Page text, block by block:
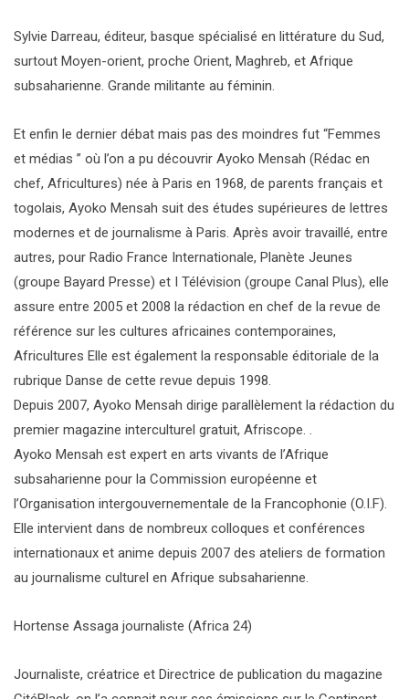
Sylvie Darreau, éditeur, basque spécialisé en littérature du Sud,
surtout Moyen-orient, proche Orient, Maghreb, et Afrique
subsaharienne. Grande militante au féminin.
Et enfin le dernier débat mais pas des moindres fut “Femmes
et médias ” où l’on a pu découvrir Ayoko Mensah (Rédac en
chef, Africultures) née à Paris en 1968, de parents français et
togolais, Ayoko Mensah suit des études supérieures de lettres
modernes et de journalisme à Paris. Après avoir travaillé, entre
autres, pour Radio France Internationale, Planète Jeunes
(groupe Bayard Presse) et I Télévision (groupe Canal Plus), elle
assure entre 2005 et 2008 la rédaction en chef de la revue de
référence sur les cultures africaines contemporaines,
Africultures Elle est également la responsable éditoriale de la
rubrique Danse de cette revue depuis 1998.
Depuis 2007, Ayoko Mensah dirige parallèlement la rédaction du
premier magazine interculturel gratuit, Afriscope. .
Ayoko Mensah est expert en arts vivants de l’Afrique
subsaharienne pour la Commission européenne et
l’Organisation intergouvernementale de la Francophonie (O.I.F).
Elle intervient dans de nombreux colloques et conférences
internationaux et anime depuis 2007 des ateliers de formation
au journalisme culturel en Afrique subsaharienne.
Hortense Assaga journaliste (Africa 24)
Journaliste, créatrice et Directrice de publication du magazine